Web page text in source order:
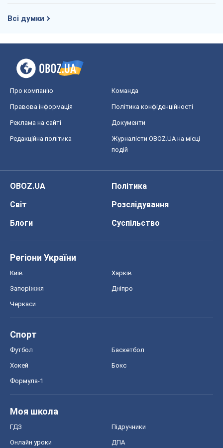
Всі думки
Про компанію Команда
Правова інформація Політика конфіденційності
Реклама на сайті Документи
Редакційна політика
Журналісти OBOZ.UA на місці
подій
OBOZ.UA
Політика
Світ
Розслідування
Блоги
Суспільство
Регіони України
Київ Харків
Запоріжжя Дніпро
Черкаси
Спорт
Футбол Баскетбол
Хокей Бокс
Формула-1
Моя школа
ГДЗ Підручники
Онлайн уроки ДПА